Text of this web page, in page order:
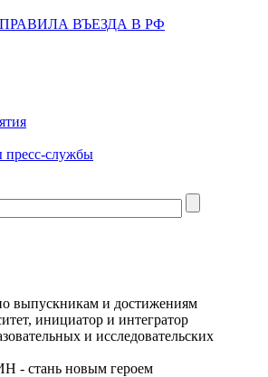
ВЪЕЗДА В РФ
пресс-службы
выпускникам и достижениям
инициатор и интегратор
и исследовательских
- стань новым героем